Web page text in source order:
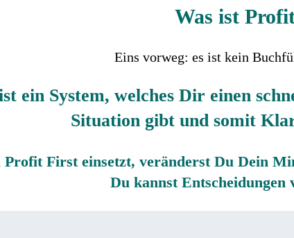
Was ist
Eins vorweg: es ist kein
ein System, welches Dir einen
Situation gibt und somit
Profit First einsetzt, veränderst Du Dein
Du kannst Entscheidungen